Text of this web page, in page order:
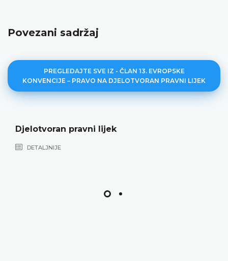
Povezani sadržaj
PREGLEDAJTE SVE IZ - ČLAN 13. EVROPSKE
KONVENCIJE – PRAVO NA DJELOTVORAN PRAVNI LIJEK
Djelotvoran pravni lijek
DETALJNIJE